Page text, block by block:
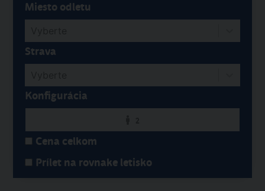
Miesto odletu
Strava
Konfigurácia
Cena celkom
Prílet na rovnake letisko